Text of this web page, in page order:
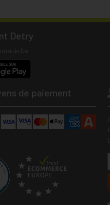
Detry
de paiement